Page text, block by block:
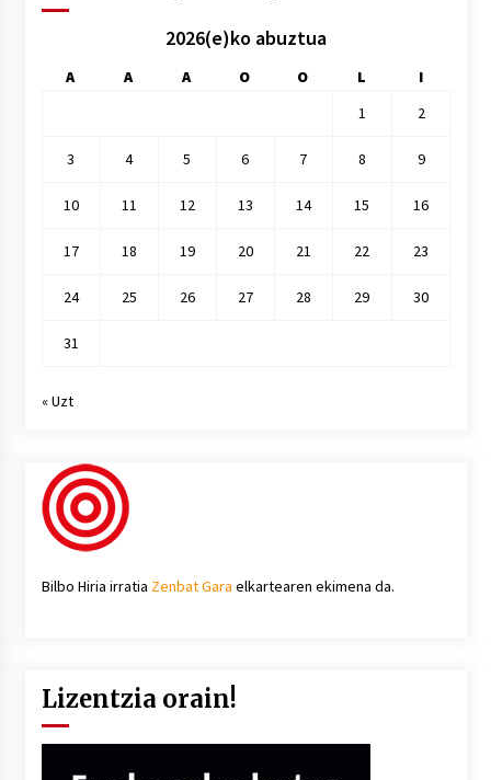
2026(e)ko abuztua
A A A O O L
I
1
2
3 4 5 6 7 8 9
10 11 12 13 14 15 16
17 18 19 20 21 22 23
24 25 26 27 28 29 30
31
« Uzt
Bilbo Hiria irratia Zenbat Gara elkartearen ekimena da.
Lizentzia orain!